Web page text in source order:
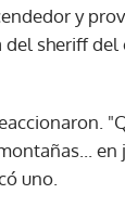
y
sheriff del
en
uno.